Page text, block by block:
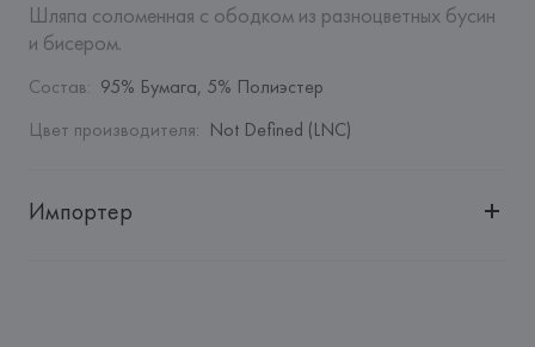
Шляпа соломенная с ободком из разноцветных бусин
и бисером.
Состав: 95% Бумага, 5% Полиэстер
Цвет производителя: Not Defined (LNC)
Импортер